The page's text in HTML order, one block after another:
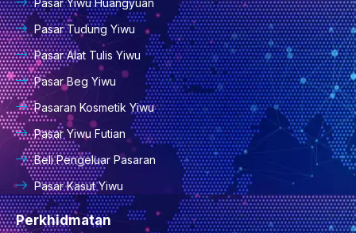
Pasar Yiwu Huangyuan
Pasar Tudung Yiwu
Pasar Alat Tulis Yiwu
Pasar Beg Yiwu
Pasaran Kosmetik Yiwu
Pasar Yiwu Futian
Beli Pengeluar Pasaran
Pasar Kasut Yiwu
Perkhidmatan